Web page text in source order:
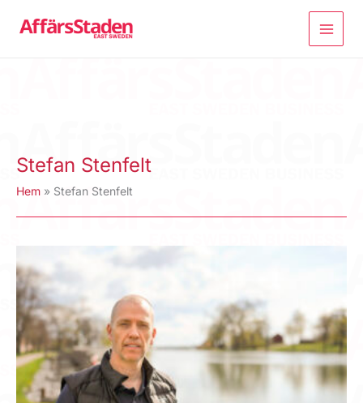
Stefan Stenfelt
Hem Stefan Stenfelt